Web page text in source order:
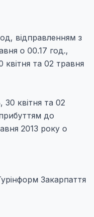
відправленням з
о 00.17 год.,
та 02 травня
квітня та 02
до
2013 року о
Закарпаття